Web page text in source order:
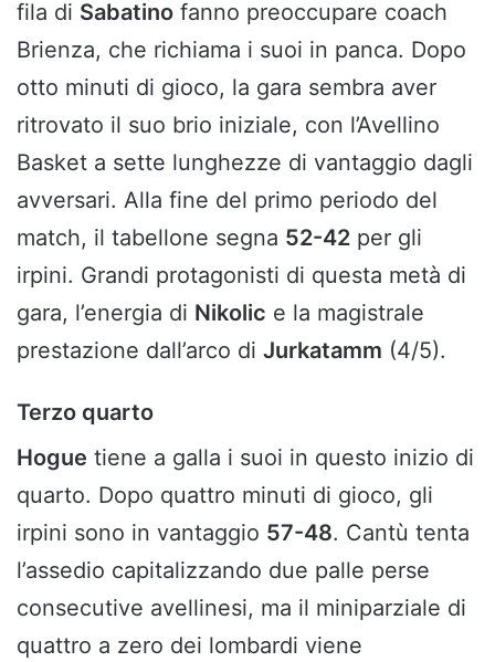
fila di Sabatino fanno preoccupare coach
Brienza, che richiama i suoi in panca. Dopo
otto minuti di gioco, la gara sembra aver
ritrovato il suo brio iniziale, con l’Avellino
Basket a sette lunghezze di vantaggio dagli
avversari. Alla fine del primo periodo del
match, il tabellone segna 52-42 per gli
irpini. Grandi protagonisti di questa metà di
gara, l’energia di Nikolic e la magistrale
prestazione dall’arco di Jurkatamm (4/5).
Terzo quarto
Hogue tiene a galla i suoi in questo inizio di
quarto. Dopo quattro minuti di gioco, gli
irpini sono in vantaggio 57-48. Cantù tenta
l’assedio capitalizzando due palle perse
consecutive avellinesi, ma il miniparziale di
quattro a zero dei lombardi viene